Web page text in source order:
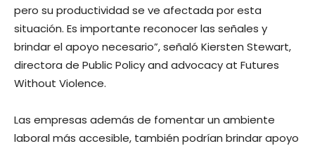
pero su productividad se ve afectada por esta
situación. Es importante reconocer las señales y
brindar el apoyo necesario”, señaló Kiersten Stewart,
directora de Public Policy and advocacy at Futures
Without Violence.
Las empresas además de fomentar un ambiente
laboral más accesible, también podrían brindar apoyo